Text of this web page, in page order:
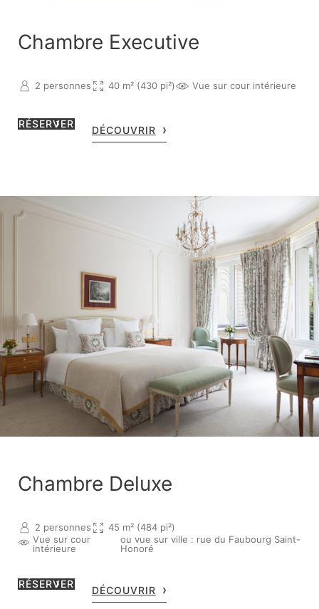
Chambre Executive
2 personnes 40 m² (430 pi²) Vue sur cour intérieure
RÉSERVER
DÉCOUVRIR
Chambre Deluxe
2 personnes
45 m² (484 pi²)
Vue sur cour
intérieure
ou vue sur ville : rue du Faubourg Saint-
Honoré
RÉSERVER
DÉCOUVRIR